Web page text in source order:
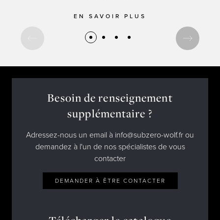
EN SAVOIR PLUS
Besoin de renseignement
supplémentaire ?
Adressez-nous un email à info@subzero-wolf.fr ou
demandez à l'un de nos spécialistes de vous
contacter
DEMANDER À ÊTRE CONTACTER